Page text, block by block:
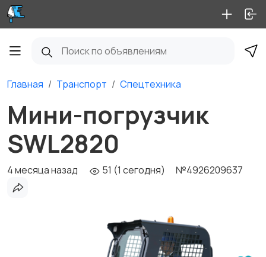
Главная Транспорт Спецтехника
Мини-погрузчик
SWL2820
4 месяца назад 51 (1 сегодня) №4926209637